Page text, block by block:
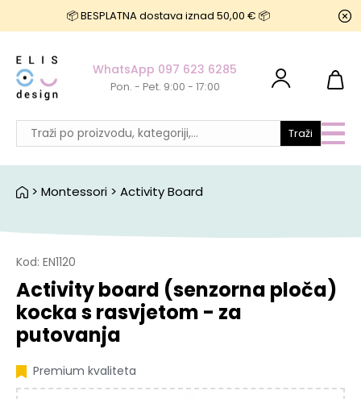
📦 BESPLATNA dostava iznad 50,00 € 📦
Traži
WhatsApp 097 623 6285
Pon. - Pet. 9:00 - 17:00
> Montessori > Activity Board
Kod: EN1120
Activity board (senzorna ploča)
kocka s rasvjetom - za
putovanja
Premium kvaliteta